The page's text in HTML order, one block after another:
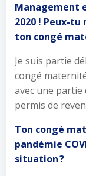
Management
2020 ! Peux-
ton congé
Je suis partie
congé
avec une partie
permis de
Ton congé
pandémie
situation ?